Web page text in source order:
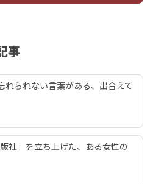
事
れられない言葉がある、出合えて
社」を立ち上げた、ある女性の